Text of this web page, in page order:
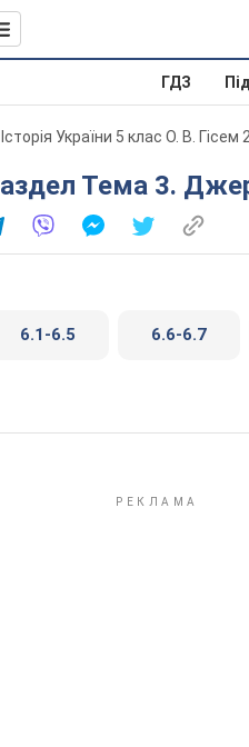
ГДЗ
Історія України 5 клас О. В. Гісем
Раздел Тема 3.
6.1-6.5 6.6-6.7